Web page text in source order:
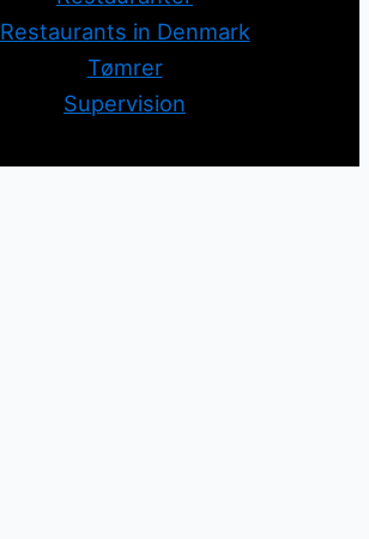
Restaurants in Denmark
Tømrer
Supervision